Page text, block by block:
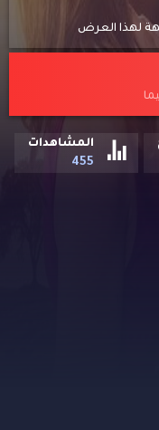
لهذا العرض
المشاهدات
455